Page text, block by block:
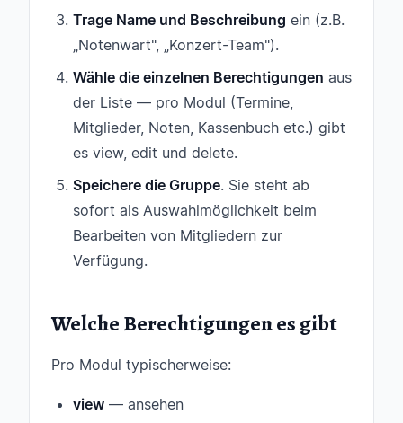
Trage Name und Beschreibung ein (z.B.
„Notenwart", „Konzert-Team").
Wähle die einzelnen Berechtigungen aus
der Liste — pro Modul (Termine,
Mitglieder, Noten, Kassenbuch etc.) gibt
es view, edit und delete.
Speichere die Gruppe. Sie steht ab
sofort als Auswahlmöglichkeit beim
Bearbeiten von Mitgliedern zur
Verfügung.
Welche Berechtigungen es gibt
Pro Modul typischerweise:
view — ansehen